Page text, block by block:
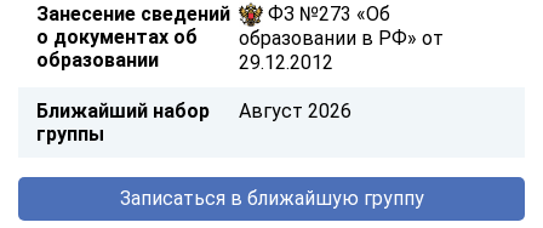
Занесение сведений
о документах об
образовании
ФЗ №273 «Об
образовании в РФ» от
29.12.2012
Ближайший набор
группы
Август 2026
Записаться в ближайшую группу